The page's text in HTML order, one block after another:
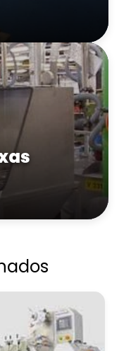
Para
Preço
Para Sacaria
Sp